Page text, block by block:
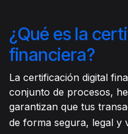
¿Qué es la
financiera?
La certificación digital
conjunto de procesos,
garantizan que tus
de forma segura, legal y